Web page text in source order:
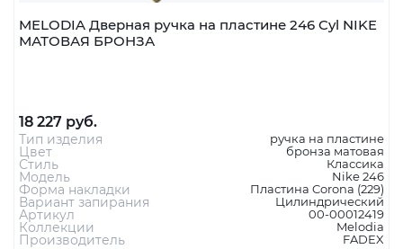
MELODIA Дверная ручка на пластине 246 Cyl NIKE
МАТОВАЯ БРОНЗА
18 227 руб.
Тип изделия ручка на пластине
Цвет бронза матовая
Стиль Классика
Модель Nike 246
Форма накладки Пластина Corona (229)
Вариант запирания Цилиндрический
Артикул 00-00012419
Коллекции Melodia
Производитель FADEX